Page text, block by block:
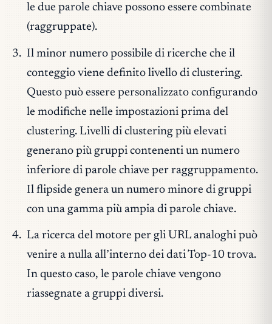
le due parole chiave possono essere combinate
(raggruppate).
Il minor numero possibile di ricerche che il
conteggio viene definito livello di clustering.
Questo può essere personalizzato configurando
le modifiche nelle impostazioni prima del
clustering. Livelli di clustering più elevati
generano più gruppi contenenti un numero
inferiore di parole chiave per raggruppamento.
Il flipside genera un numero minore di gruppi
con una gamma più ampia di parole chiave.
La ricerca del motore per gli URL analoghi può
venire a nulla all’interno dei dati Top-10 trova.
In questo caso, le parole chiave vengono
riassegnate a gruppi diversi.